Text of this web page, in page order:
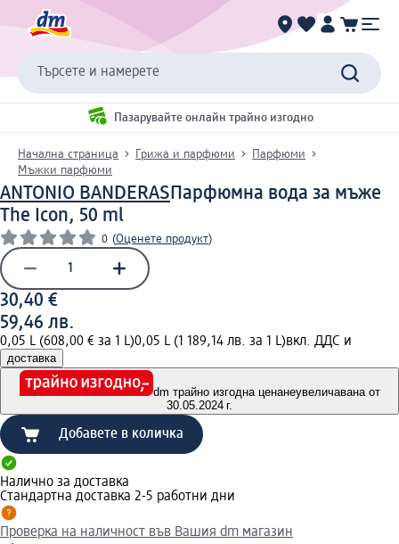
Търсете и намерете
Пазарувайте онлайн трайно изгодно
Начална страница Грижа и парфюми
Парфюми
Мъжки парфюми
ANTONIO BANDERASПарфюмна вода за мъже
The Icon, 50 ml
0 (Оценете продукт)
30,40 €
59,46 лв.
0,05 L (608,00 € за 1 L)0,05 L (1 189,14 лв. за 1 L)вкл. ДДС и
доставка
dm трайно изгодна ценанеувеличавана от
30.05.2024 г.
Добавете в количка
Налично за доставка
Стандартна доставка 2-5 работни дни
Проверка на наличност във Вашия dm магазин